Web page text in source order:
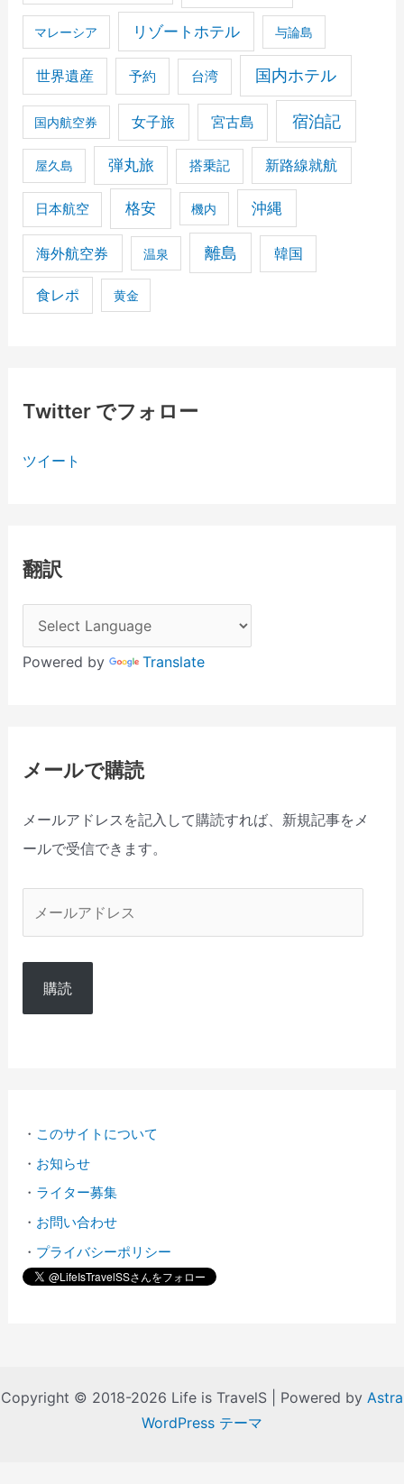
マレーシア リゾートホテル 与論島
世界遺産 予約 台湾 国内ホテル
国内航空券 女子旅 宮古島 宿泊記
屋久島 弾丸旅 搭乗記 新路線就航
日本航空 格安 機内 沖縄
海外航空券 温泉 離島 韓国
食レポ 黄金
Twitter でフォロー
ツイート
翻訳
Powered by Translate
メールで購読
メールアドレスを記入して購読すれば、新規記事をメ
ールで受信できます。
ル
ド
購読
・ このサイトについて
・ お知らせ
・ ライター募集
・ お問い合わせ
・ プライバシーポリシー
Copyright © 2018-2026 Life is TravelS | Powered by Astra
WordPress テーマ